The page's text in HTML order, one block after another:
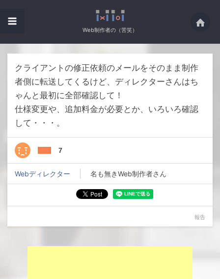
Web制作者の（苦笑）
クライアントの修正依頼のメールをそのまま制作
者側に転送してくるけど、ディレクターさんはち
ゃんと最初に全部確認して！
仕様変更や、追加料金が必要とか、いろいろ確認
して・・・。
7
Webディレクター 名も無きWeb制作者さん
報告